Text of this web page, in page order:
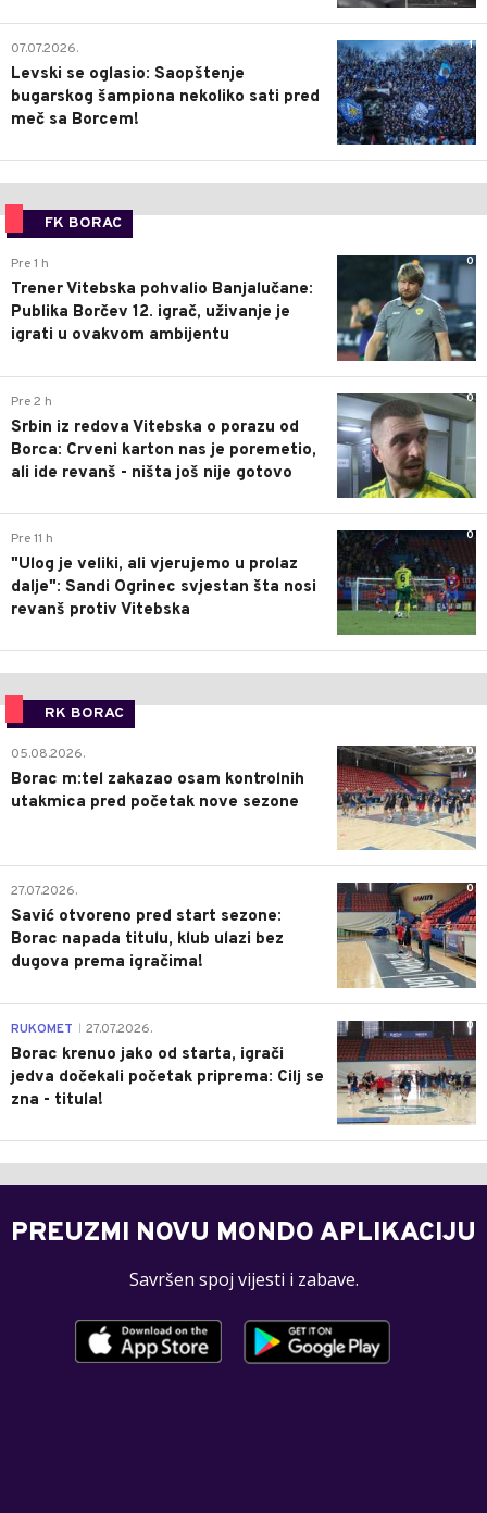
1
07.07.2026.
Levski se oglasio: Saopštenje
bugarskog šampiona nekoliko sati pred
meč sa Borcem!
FK BORAC
0
Pre 1 h
Trener Vitebska pohvalio Banjalučane:
Publika Borčev 12. igrač, uživanje je
igrati u ovakvom ambijentu
0
Pre 2 h
Srbin iz redova Vitebska o porazu od
Borca: Crveni karton nas je poremetio,
ali ide revanš - ništa još nije gotovo
0
Pre 11 h
"Ulog je veliki, ali vjerujemo u prolaz
dalje": Sandi Ogrinec svjestan šta nosi
revanš protiv Vitebska
RK BORAC
0
05.08.2026.
Borac m:tel zakazao osam kontrolnih
utakmica pred početak nove sezone
0
27.07.2026.
Savić otvoreno pred start sezone:
Borac napada titulu, klub ulazi bez
dugova prema igračima!
0
RUKOMET 27.07.2026.
Borac krenuo jako od starta, igrači
jedva dočekali početak priprema: Cilj se
zna - titula!
PREUZMI NOVU MONDO APLIKACIJU
Savršen spoj vijesti i zabave.